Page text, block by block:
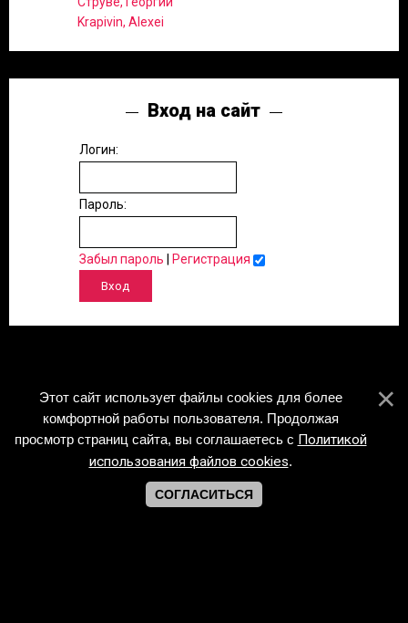
Krapivin, Alexei
Вход на сайт
Логин:
Пароль:
Забыл пароль Регистрация
Этот сайт использует файлы cookies для более
комфортной работы пользователя. Продолжая
просмотр страниц сайта, вы соглашаетесь с Политикой
использования файлов cookies.
СОГЛАСИТЬСЯ